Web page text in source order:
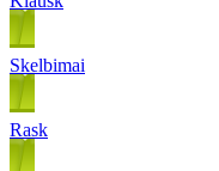
Skelbimai
Rask